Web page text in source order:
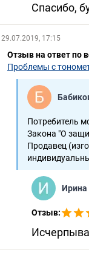
Спасибо,
29.07.2019, 17:15
Отзыв на ответ по
Проблемы с
Потребитель
Закона "О
Продавец
Ирина
Отзыв: